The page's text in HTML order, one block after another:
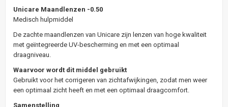
Unicare Maandlenzen -0.50
Medisch hulpmiddel
De zachte maandlenzen van Unicare zijn lenzen van hoge kwaliteit
met geïntegreerde UV-bescherming en met een optimaal
draagniveau.
Waarvoor wordt dit middel gebruikt
Gebruikt voor het corrigeren van zichtafwijkingen, zodat men weer
een optimaal zicht heeft en met een optimaal draagcomfort.
Samenstelling